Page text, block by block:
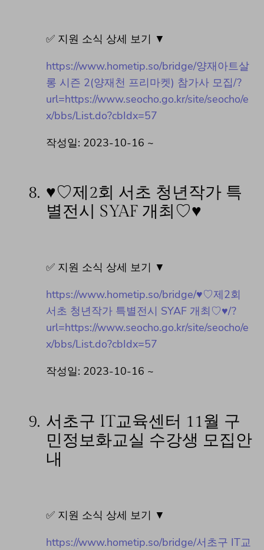
✅ 지원 소식 상세 보기 ▼
https://www.hometip.so/bridge/양재아트살
롱 시즌 2(양재천 프리마켓) 참가사 모집/?
url=https://www.seocho.go.kr/site/seocho/e
x/bbs/List.do?cbIdx=57
작성일: 2023-10-16 ~
8. ♥♡제2회 서초 청년작가 특
별전시 SYAF 개최♡♥
✅ 지원 소식 상세 보기 ▼
https://www.hometip.so/bridge/♥♡제2회
서초 청년작가 특별전시 SYAF 개최♡♥/?
url=https://www.seocho.go.kr/site/seocho/e
x/bbs/List.do?cbIdx=57
작성일: 2023-10-16 ~
9. 서초구 IT교육센터 11월 구
민정보화교실 수강생 모집안
내
✅ 지원 소식 상세 보기 ▼
https://www.hometip.so/bridge/서초구 IT교